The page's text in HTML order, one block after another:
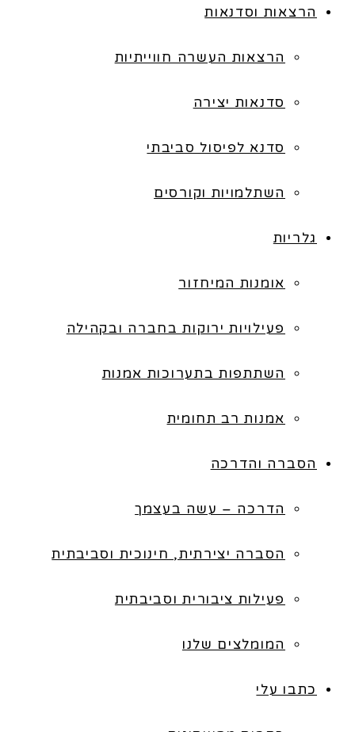
הרצאות וסדנאות
הרצאות העשרה חווייתיות
סדנאות יצירה
סדנא לפיסול סביבתי
השתלמויות וקורסים
גלריות
אומנות המיחזור
פעילויות ירוקות בחברה ובקהילה
השתתפות בתערוכות אמנות
אמנות רב תחומית
הסברה והדרכה
הדרכה – עשה בעצמך
הסברה יצירתית, חינוכית וסביבתית
פעילות ציבורית וסביבתית
המומלצים שלנו
כתבו עלי